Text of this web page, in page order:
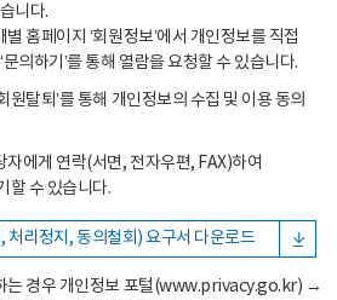
니다.
홈페이지 ‘회원정보’에서 개인정보를 직접
문의하기’를 통해 열람을 요청할 수 있습니다.
원탈퇴’를 통해 개인정보의 수집 및 이용 동의
자에게 연락(서면, 전자우편, FAX)하여
할 수 있습니다.
처리정지, 동의철회) 요구서 다운로드
는 경우 개인정보 포털(www.privacy.go.kr) →